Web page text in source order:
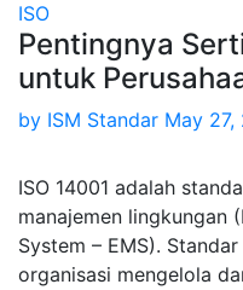
ISO
Pentingnya
untuk
by ISM Standar May 27,
ISO 14001 adalah
manajemen lingkungan
System – EMS).
organisasi mengelola